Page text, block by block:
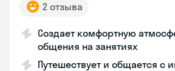
2 отзыва
Создает комфортную
общения на занятиях
Путешествует и общается с